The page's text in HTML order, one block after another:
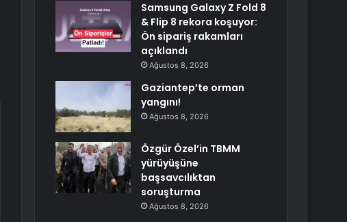
Samsung Galaxy Z Fold 8
& Flip 8 rekora koşuyor:
Ön sipariş rakamları
açıklandı
Ağustos 8, 2026
Gaziantep’te orman
yangını!
Ağustos 8, 2026
Özgür Özel’in TBMM
yürüyüşüne
başsavcılıktan
soruşturma
Ağustos 8, 2026